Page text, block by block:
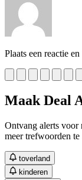
Plaats een reactie
Maak Deal
Ontvang alerts voor
meer trefwoorden te
toverland
kinderen